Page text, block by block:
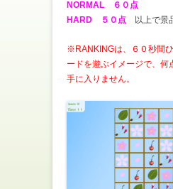
NORMAL ６０点
HARD ５０点 以上で景
※RANKINGは、６０秒間
ードを遊ぶイメージで、何
手に入りません。